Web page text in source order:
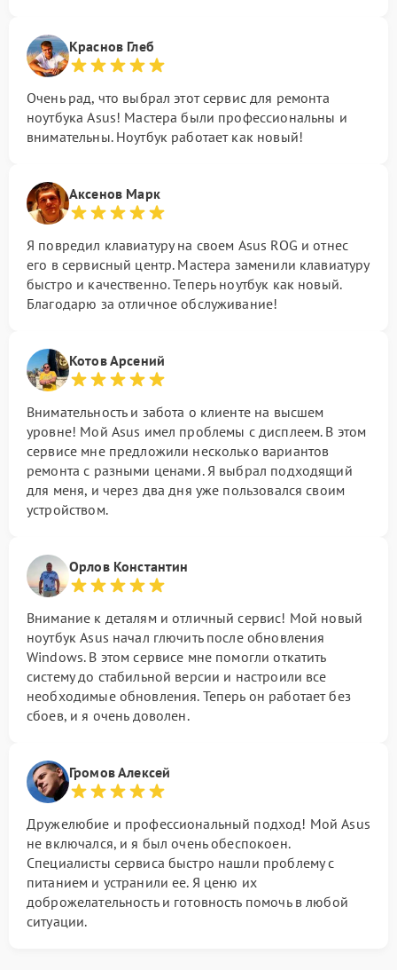
Краснов Глеб
Очень рад, что выбрал этот сервис для ремонта
ноутбука Asus! Мастера были профессиональны и
внимательны. Ноутбук работает как новый!
Аксенов Марк
Я повредил клавиатуру на своем Asus ROG и отнес
его в сервисный центр. Мастера заменили клавиатуру
быстро и качественно. Теперь ноутбук как новый.
Благодарю за отличное обслуживание!
Котов Арсений
Внимательность и забота о клиенте на высшем
уровне! Мой Asus имел проблемы с дисплеем. В этом
сервисе мне предложили несколько вариантов
ремонта с разными ценами. Я выбрал подходящий
для меня, и через два дня уже пользовался своим
устройством.
Орлов Константин
Внимание к деталям и отличный сервис! Мой новый
ноутбук Asus начал глючить после обновления
Windows. В этом сервисе мне помогли откатить
систему до стабильной версии и настроили все
необходимые обновления. Теперь он работает без
сбоев, и я очень доволен.
Громов Алексей
Дружелюбие и профессиональный подход! Мой Asus
не включался, и я был очень обеспокоен.
Специалисты сервиса быстро нашли проблему с
питанием и устранили ее. Я ценю их
доброжелательность и готовность помочь в любой
ситуации.